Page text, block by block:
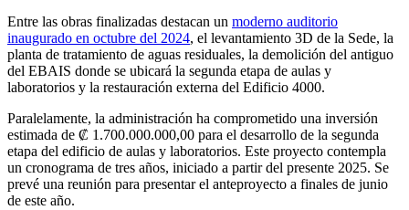
Entre las obras finalizadas destacan un moderno auditorio
inaugurado en octubre del 2024, el levantamiento 3D de la Sede, la
planta de tratamiento de aguas residuales, la demolición del antiguo
del EBAIS donde se ubicará la segunda etapa de aulas y
laboratorios y la restauración externa del Edificio 4000.
Paralelamente, la administración ha comprometido una inversión
estimada de ₡ 1.700.000.000,00 para el desarrollo de la segunda
etapa del edificio de aulas y laboratorios. Este proyecto contempla
un cronograma de tres años, iniciado a partir del presente 2025. Se
prevé una reunión para presentar el anteproyecto a finales de junio
de este año.